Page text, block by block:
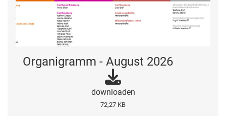
Organigramm - August 2026
downloaden
72,27 KB